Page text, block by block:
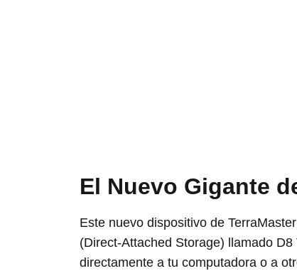
El Nuevo Gigante
Este nuevo dispositivo de
(Direct-Attached Storage) llamado
directamente a tu computadora o a